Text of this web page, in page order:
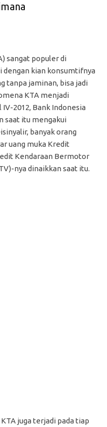
sangat populer di
dengan kian konsumtifnya
tanpa jaminan, bisa jadi
KTA menjadi
2012, Bank Indonesia
saat itu mengakui
banyak orang
uang muka Kredit
Kendaraan Bermotor
nya dinaikkan saat itu.
juga terjadi pada tiap